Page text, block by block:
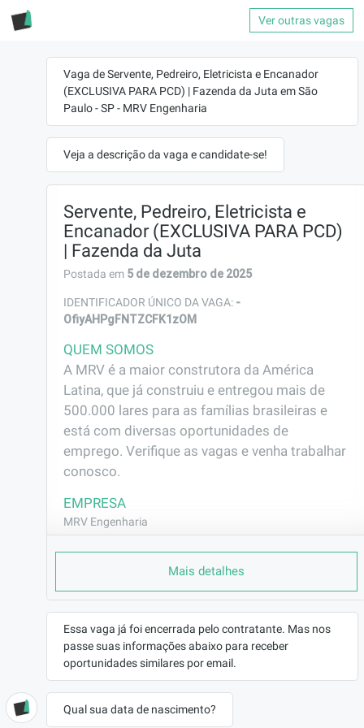
Ver outras vagas
Vaga de Servente, Pedreiro, Eletricista e Encanador
(EXCLUSIVA PARA PCD) | Fazenda da Juta em São
Paulo - SP - MRV Engenharia
Veja a descrição da vaga e candidate-se!
Servente, Pedreiro, Eletricista e
Encanador (EXCLUSIVA PARA PCD)
| Fazenda da Juta
Postada em 5 de dezembro de 2025
IDENTIFICADOR ÚNICO DA VAGA: -
OfiyAHPgFNTZCFK1zOM
QUEM SOMOS
A MRV é a maior construtora da América
Latina, que já construiu e entregou mais de
500.000 lares para as famílias brasileiras e
está com diversas oportunidades de
emprego. Verifique as vagas e venha trabalhar
conosco.
EMPRESA
MRV Engenharia
CONTRATO
CLT (Efetivo)
REMUNERAÇÃO
R$2189,97
VAGA AFIRMATIVA
Não
RAMO DE ATUAÇÃO
Mais detalhes
Essa vaga já foi encerrada pelo contratante. Mas nos
passe suas informações abaixo para receber
oportunidades similares por email.
Qual sua data de nascimento?